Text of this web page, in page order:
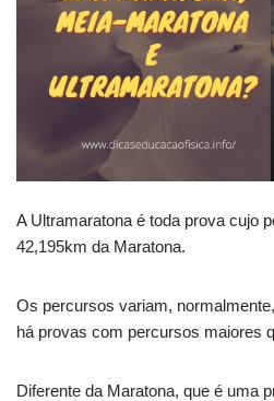
A Ultramaratona é toda prova cujo
42,195km da Maratona.
Os percursos variam,
há provas com percursos maiores
Diferente da Maratona, que é uma